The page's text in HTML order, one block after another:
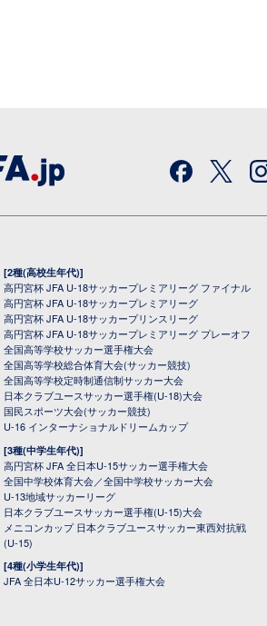
[2種(高校生年代)]
高円宮杯 JFA U-18サッカープレミアリーグ ファイナル
高円宮杯 JFA U-18サッカープレミアリーグ
高円宮杯 JFA U-18サッカープリンスリーグ
高円宮杯 JFA U-18サッカープレミアリーグ プレーオフ
全国高等学校サッカー選手権大会
全国高等学校総合体育大会(サッカー競技)
全国高等学校定時制通信制サッカー大会
日本クラブユースサッカー選手権(U-18)大会
国民スポーツ大会(サッカー競技)
U-16 インターナショナルドリームカップ
[3種(中学生年代)]
高円宮杯 JFA 全日本U-15サッカー選手権大会
全国中学校体育大会／全国中学校サッカー大会
U-13地域サッカーリーグ
日本クラブユースサッカー選手権(U-15)大会
メニコンカップ 日本クラブユースサッカー東西対抗戦
(U-15)
[4種(小学生年代)]
JFA 全日本U-12サッカー選手権大会